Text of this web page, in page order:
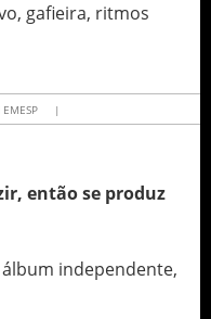
gafieira, ritmos
|
então se produz
independente,